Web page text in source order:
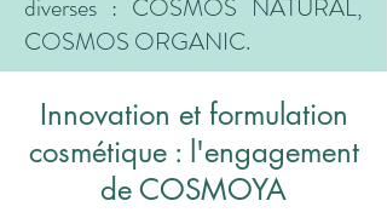
diverses : COSMOS NATURAL,
COSMOS ORGANIC.
Innovation et formulation
cosmétique : l'engagement
de COSMOYA